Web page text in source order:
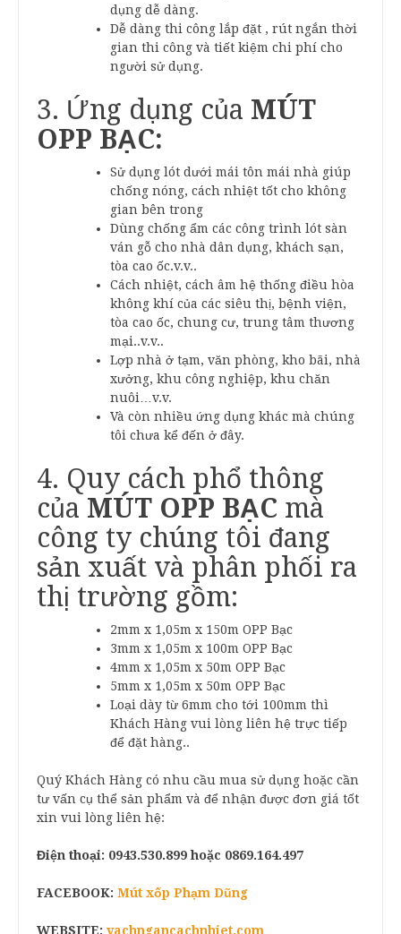
dụng dễ dàng.
Dễ dàng thi công lắp đặt , rút ngắn thời
gian thi công và tiết kiệm chi phí cho
người sử dụng.
3. Ứng dụng của MÚT
OPP BẠC:
Sử dụng lót dưới mái tôn mái nhà giúp
chống nóng, cách nhiệt tốt cho không
gian bên trong
Dùng chống ẩm các công trình lót sàn
ván gỗ cho nhà dân dụng, khách sạn,
tòa cao ốc.v.v..
Cách nhiệt, cách âm hệ thống điều hòa
không khí của các siêu thị, bệnh viện,
tòa cao ốc, chung cư, trung tâm thương
mại..v.v..
Lợp nhà ở tạm, văn phòng, kho bãi, nhà
xưởng, khu công nghiệp, khu chăn
nuôi…v.v.
Và còn nhiều ứng dụng khác mà chúng
tôi chưa kể đến ở đây.
4. Quy cách phổ thông
của MÚT OPP BẠC mà
công ty chúng tôi đang
sản xuất và phân phối ra
thị trường gồm:
2mm x 1,05m x 150m OPP Bạc
3mm x 1,05m x 100m OPP Bạc
4mm x 1,05m x 50m OPP Bạc
5mm x 1,05m x 50m OPP Bạc
Loại dày từ 6mm cho tới 100mm thì
Khách Hàng vui lòng liên hệ trực tiếp
để đặt hàng..
Quý Khách Hàng có nhu cầu mua sử dụng hoặc cần
tư vấn cụ thể sản phẩm và để nhận được đơn giá tốt
xin vui lòng liên hệ:
Điện thoại: 0943.530.899hoặc 0869.164.497
FACEBOOK: Mút xốp Phạm Dũng
WEBSITE: vachngancachnhiet.com